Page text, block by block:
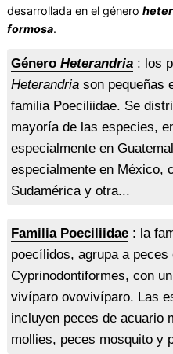
desarrollada en el género
formosa.
Género Heterandria: los
Heterandriason pequeñas
familia Poeciliidae. Se
mayoría de las especies,
especialmente en
especialmente en México,
Sudamérica y otra...
Familia Poeciliidae: la
poecílidos, agrupa a peces
Cyprinodontiformes, con
vivíparo ovovivíparo. Las
incluyen peces de acuario
mollies, peces mosquito y